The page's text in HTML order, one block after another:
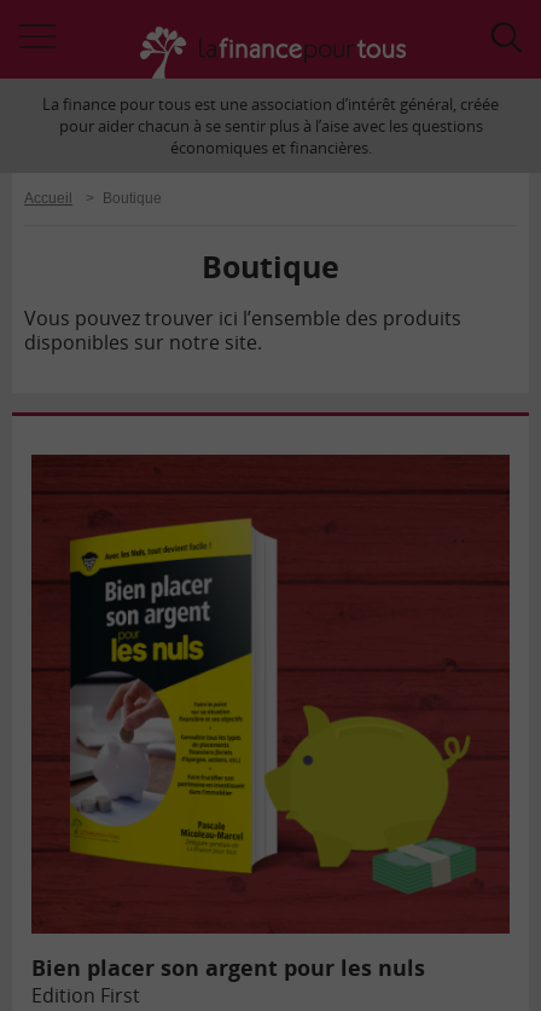
àLa finance pour tous est une association d’intérêt général, créée
pour aider chacun à se sentir plus à l’aise avec les questions
économiques et financières.
Accueil > Boutique
Boutique
la
finance
Vous pouvez trouver ici l’ensemble des produits
disponibles sur notre site.
Bien placer son argent pour les nuls
Edition First